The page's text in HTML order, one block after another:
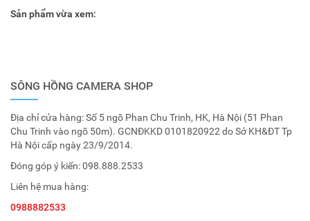
Sản phẩm vừa xem:
SÔNG HỒNG CAMERA SHOP
Địa chỉ cửa hàng: Số 5 ngõ Phan Chu Trinh, HK, Hà Nội (51 Phan
Chu Trinh vào ngõ 50m). GCNĐKKD 0101820922 do Sở KH&ĐT Tp
Hà Nội cấp ngày 23/9/2014.
Đóng góp ý kiến:098.888.2533
Liên hệ mua hàng:
0988882533